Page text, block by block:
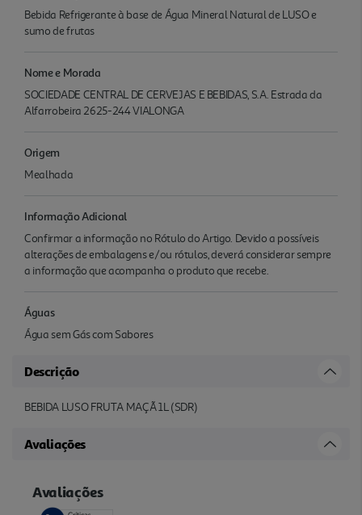
Bebida Refrigerante à base de Água Mineral Natural de LUSO e
sumo de frutas
Nome e Morada
SOCIEDADE CENTRAL DE CERVEJAS E BEBIDAS, S.A. Estrada da
Alfarrobeira 2625-244 VIALONGA
Origem
Mealhada
Informação Adicional
Confirmar a informação no Rótulo do Artigo. Devido a possíveis
alterações de embalagens e/ou rótulos, deverá considerar sempre
a informação que acompanha o produto que recebe.
Águas
Água sem Gás com Sabores
Descrição
BEBIDA LUSO FRUTA MAÇÃ 1L (SDR)
Avaliações